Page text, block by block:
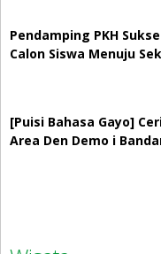
Pendamping PKH
Calon Siswa Menuju
[Puisi Bahasa Gayo]
Area Den Demo i